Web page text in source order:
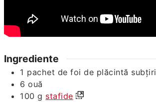
Ingrediente
1 pachet de foi de plăcintă subțiri
6 ouă
100 g stafide